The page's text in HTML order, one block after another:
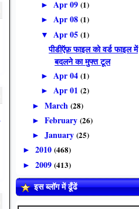
► Apr 09(1)
►Apr 08(1)
▼ Apr 05(1)
पीडीऍफ़ फाइल को वर्ड फाइल में
बदलने का मुफ्त टूल
► Apr 04(1)
►Apr 01(2)
► March (28)
► February (26)
► January (25)
► 2010 (468)
► 2009 (413)
इस ब्लॉग में ढूँढें